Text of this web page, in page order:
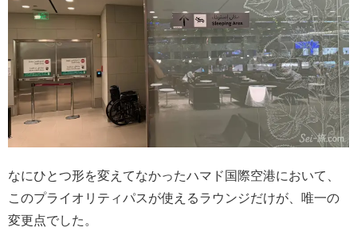
なにひとつ形を変えてなかったハマド国際空港において、
このプライオリティパスが使えるラウンジだけが、唯一の
変更点でした。